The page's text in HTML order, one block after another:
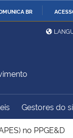
BR
Ministério das
Exteriores
Controladoria-
União
Gestores do
no PPGE&D